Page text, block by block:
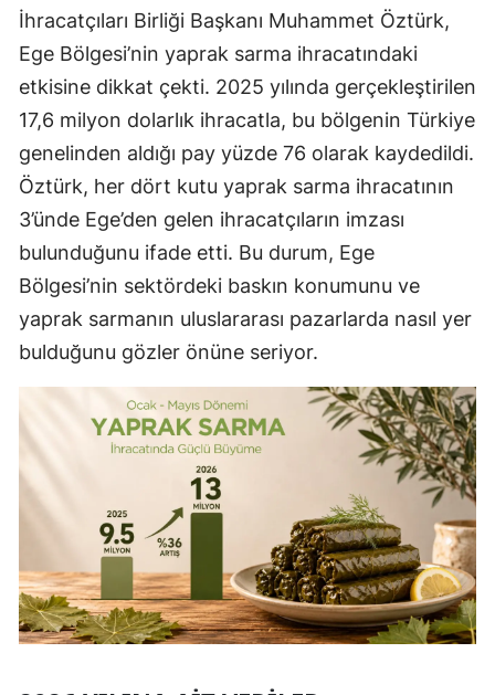
İhracatçıları Birliği Başkanı Muhammet Öztürk,
Ege Bölgesi’nin yaprak sarma ihracatındaki
etkisine dikkat çekti. 2025 yılında gerçekleştirilen
17,6 milyon dolarlık ihracatla, bu bölgenin Türkiye
genelinden aldığı pay yüzde 76 olarak kaydedildi.
Öztürk, her dört kutu yaprak sarma ihracatının
3’ünde Ege’den gelen ihracatçıların imzası
bulunduğunu ifade etti. Bu durum, Ege
Bölgesi’nin sektördeki baskın konumunu ve
yaprak sarmanın uluslararası pazarlarda nasıl yer
bulduğunu gözler önüne seriyor.